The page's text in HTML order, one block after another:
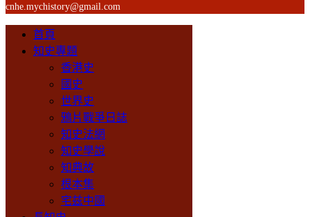
cnhe.mychistory@gmail.com
首頁
知史專題
香港史
國史
世界史
鴉片戰爭日誌
知史法網
知史學說
知典故
根本集
宅兹中國